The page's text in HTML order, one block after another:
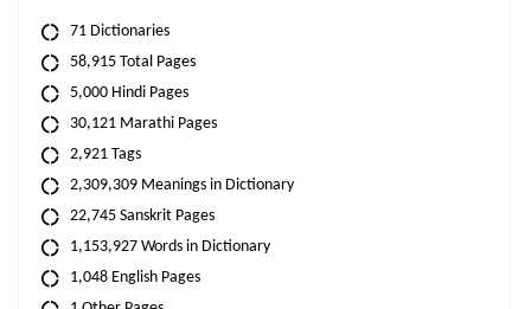
71 Dictionaries
58,915 Total Pages
5,000 Hindi Pages
30,121 Marathi Pages
2,921 Tags
2,309,309 Meanings in Dictionary
22,745 Sanskrit Pages
1,153,927 Words in Dictionary
1,048 English Pages